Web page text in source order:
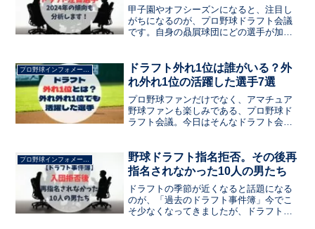
甲子園やオフシーズンになると、注目し
がちになるのが、プロ野球ドラフト会議
です。自身の贔屓球団にどの選手が加入
注目選手を紹介していきます。
プロ野球インフォメーション
ドラフト外れ1位は誰がいる？外
れ外れ1位の活躍した選手7選
プロ野球ファンだけでなく、アマチュア
野球ファンも楽しみである、プロ野球ド
ラフト会議。今日はそんなドラフト会議
ていきたいと思います。残り物には福が
あるを実現できている球団はあるのでし
ょうか？
野球ドラフト指名拒否。その後再
指名されなかった10人の男たち
ドラフトの季節が近くなると話題になる
のが、「過去のドラフト事件簿」今でこ
そ少なくなってきましたが、ドラフト指